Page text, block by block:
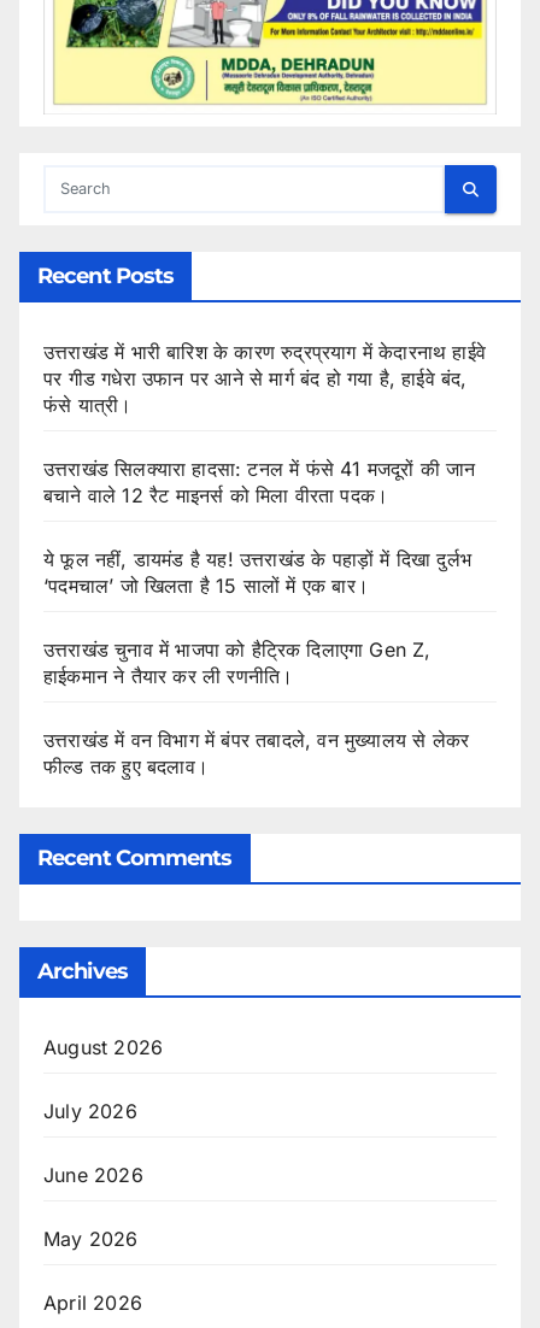
Recent Posts
उत्तराखंड में भारी बारिश के कारण रुद्रप्रयाग में केदारनाथ हाईवे
पर गीड गधेरा उफान पर आने से मार्ग बंद हो गया है, हाईवे बंद,
फंसे यात्री।
उत्तराखंड सिलक्यारा हादसा: टनल में फंसे 41 मजदूरों की जान
बचाने वाले 12 रैट माइनर्स को मिला वीरता पदक।
ये फूल नहीं, डायमंड है यह! उत्तराखंड के पहाड़ों में दिखा दुर्लभ
‘पदमचाल’ जो खिलता है 15 सालों में एक बार।
उत्तराखंड चुनाव में भाजपा को हैट्रिक दिलाएगा Gen Z,
हाईकमान ने तैयार कर ली रणनीति।
उत्तराखंड में वन विभाग में बंपर तबादले, वन मुख्यालय से लेकर
फील्ड तक हुए बदलाव।
Recent Comments
Archives
August 2026
July 2026
June 2026
May 2026
April 2026